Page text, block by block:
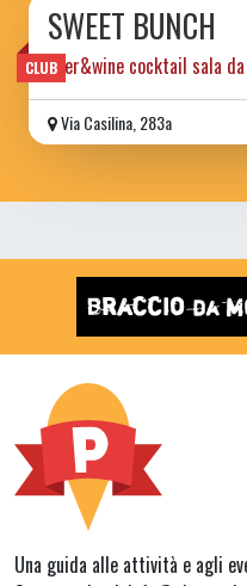
CLUB
SWEET BUNCH
beer&wine cocktail sala
Via Casilina, 283a
Una guida alle attività e agli